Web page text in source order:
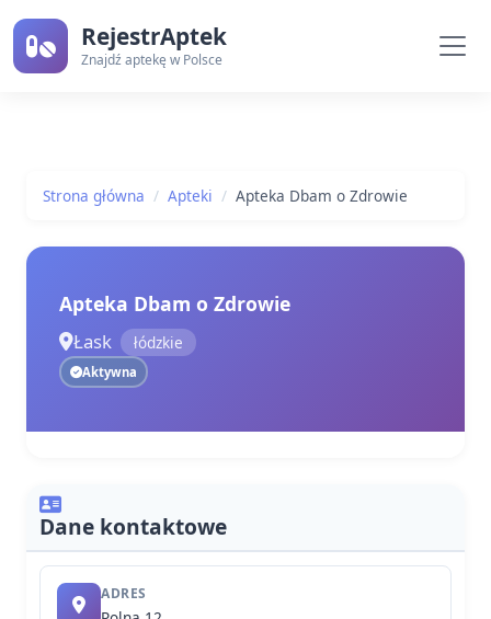
RejestrAptek
Znajdź aptekę w Polsce
Strona główna Apteki Apteka Dbam o Zdrowie
Apteka Dbam o Zdrowie
Łask łódzkie
Aktywna
Dane kontaktowe
ADRES